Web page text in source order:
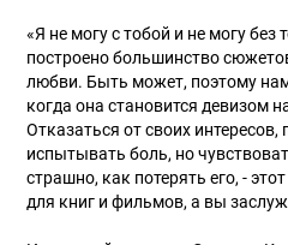
«Я не могу с тобой и не могу без
построено большинство
любви. Быть может, поэтому
когда она становится девизом
Отказаться от своих интересов,
испытывать боль, но
страшно, как потерять его, -
для книг и фильмов, а вы